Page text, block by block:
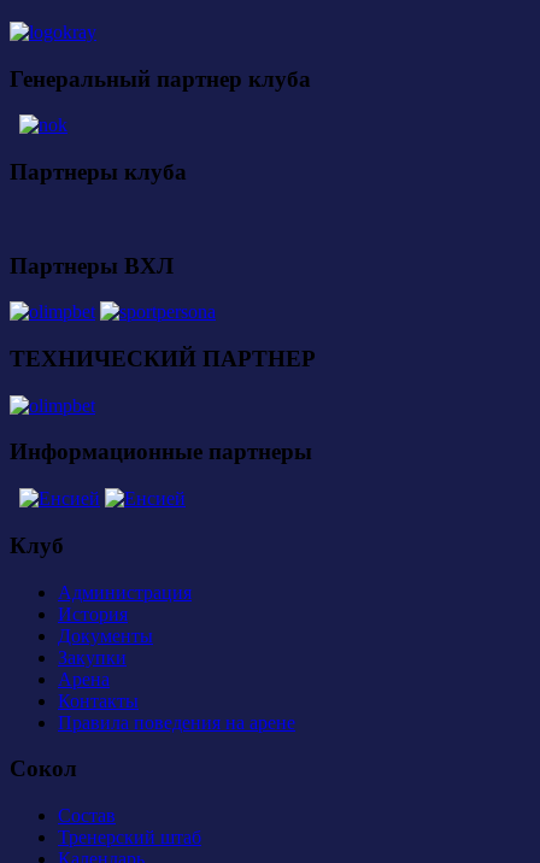
Генеральный партнер клуба
Партнеры клуба
Партнеры ВХЛ
ТЕХНИЧЕСКИЙ ПАРТНЕР
Информационные партнеры
Клуб
Администрация
История
Документы
Закупки
Арена
Контакты
Правила поведения на арене
Сокол
Состав
Тренерский штаб
Календарь